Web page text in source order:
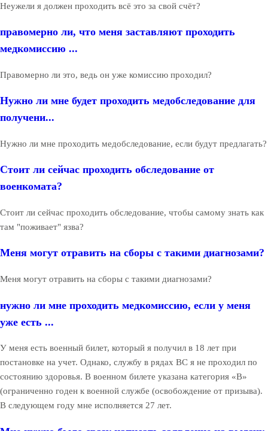
Неужели я должен проходить всё это за свой счёт?
правомерно ли, что меня заставляют проходить
медкомиссию ...
Правомерно ли это, ведь он уже комиссию проходил?
Нужно ли мне будет проходить медобследование для
получени...
Нужно ли мне проходить медобследование, если будут предлагать?
Стоит ли сейчас проходить обследование от
военкомата?
Стоит ли сейчас проходить обследование, чтобы самому знать как
там "поживает" язва?
Меня могут отравить на сборы с такими диагнозами?
Меня могут отравить на сборы с такими диагнозами?
нужно ли мне проходить медкомиссию, если у меня
уже есть ...
У меня есть военный билет, который я получил в 18 лет при
постановке на учет. Однако, службу в рядах ВС я не проходил по
состоянию здоровья. В военном билете указана категория «В»
(ограниченно годен к военной службе (освобождение от призыва).
В следующем году мне исполняется 27 лет.